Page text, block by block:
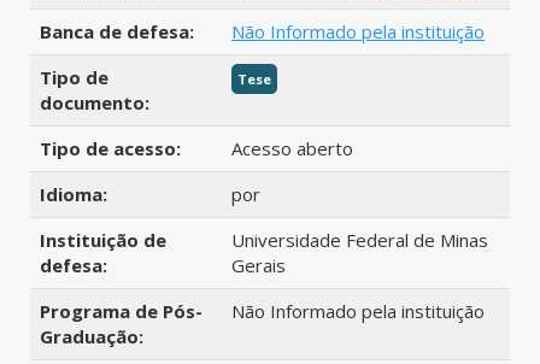
Banca de defesa:
Não Informado pela instituição
Tipo de
documento:
Tese
Tipo de acesso:
Acesso aberto
Idioma:
por
Instituição de
defesa:
Universidade Federal de Minas
Gerais
Programa de Pós-
Graduação:
Não Informado pela instituição